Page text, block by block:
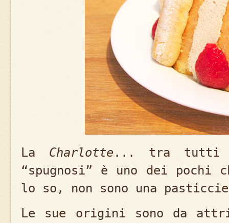
La Charlotte... tra tutti i
“spugnosi” è uno dei pochi
lo so, non sono una
Le sue origini sono da